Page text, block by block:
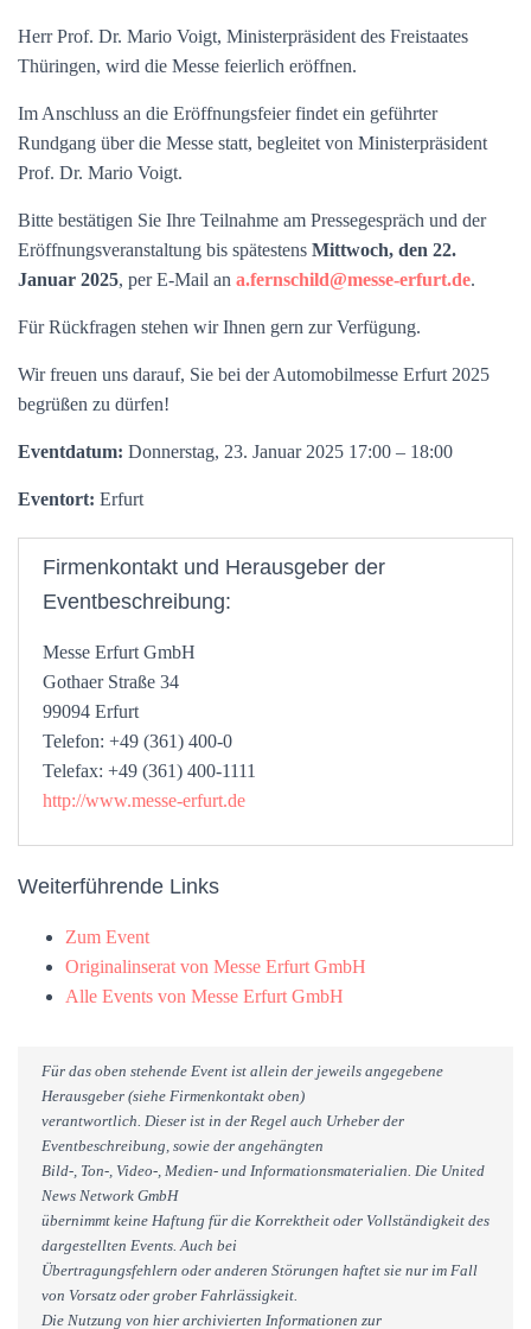
Herr Prof. Dr. Mario Voigt, Ministerpräsident des Freistaates
Thüringen, wird die Messe feierlich eröffnen.
Im Anschluss an die Eröffnungsfeier findet ein geführter
Rundgang über die Messe statt, begleitet von Ministerpräsident
Prof. Dr. Mario Voigt.
Bitte bestätigen Sie Ihre Teilnahme am Pressegespräch und der
Eröffnungsveranstaltung bis spätestens Mittwoch, den 22.
Januar 2025, per E-Mail an a.fernschild@messe-erfurt.de.
Für Rückfragen stehen wir Ihnen gern zur Verfügung.
Wir freuen uns darauf, Sie bei der Automobilmesse Erfurt 2025
begrüßen zu dürfen!
Eventdatum: Donnerstag, 23. Januar 2025 17:00 – 18:00
Eventort: Erfurt
Firmenkontakt und Herausgeber der
Eventbeschreibung:
Messe Erfurt GmbH
Gothaer Straße 34
99094 Erfurt
Telefon: +49 (361) 400-0
Telefax: +49 (361) 400-1111
http://www.messe-erfurt.de
Weiterführende Links
Zum Event
Originalinserat von Messe Erfurt GmbH
Alle Events von Messe Erfurt GmbH
Für das oben stehende Event ist allein der jeweils angegebene
Herausgeber (siehe Firmenkontakt oben)
verantwortlich. Dieser ist in der Regel auch Urheber der
Eventbeschreibung, sowie der angehängten
Bild-, Ton-, Video-, Medien- und Informationsmaterialien. Die United
News Network GmbH
übernimmt keine Haftung für die Korrektheit oder Vollständigkeit des
dargestellten Events. Auch bei
Übertragungsfehlern oder anderen Störungen haftet sie nur im Fall
von Vorsatz oder grober Fahrlässigkeit.
Die Nutzung von hier archivierten Informationen zur